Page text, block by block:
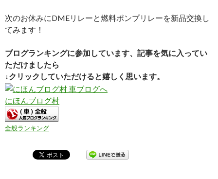
次のお休みにDMEリレーと燃料ポンプリレーを新品交換し
てみます！
ブログランキングに参加しています、記事を気に入ってい
ただけましたら
↓クリックしていただけると嬉しく思います。
にほんブログ村
全般ランキング